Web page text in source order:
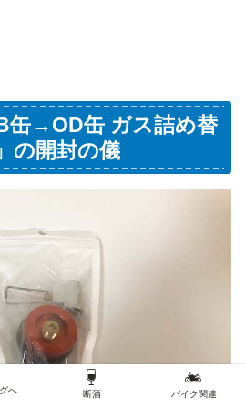
缶→OD缶 ガス詰め替
の開封の儀
へ 断酒 バイク関連